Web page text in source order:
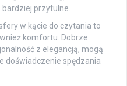
bardziej przytulne.
w kącie do czytania to
komfortu. Dobrze
z elegancją, mogą
doświadczenie spędzania